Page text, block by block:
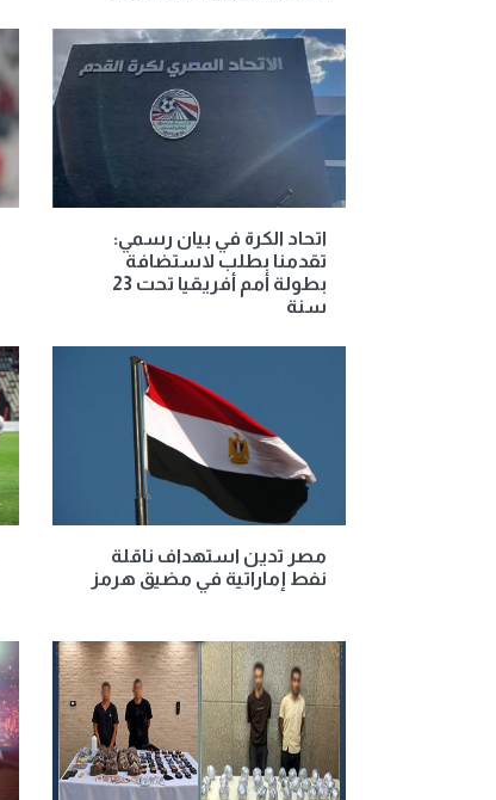
اتحاد الكرة في بيان رسمي:
تقدمنا بطلب لاستضافة
بطولة أمم أفريقيا تحت 23
سنة
مصر تدين استهداف ناقلة
نفط إماراتية في مضيق هرمز